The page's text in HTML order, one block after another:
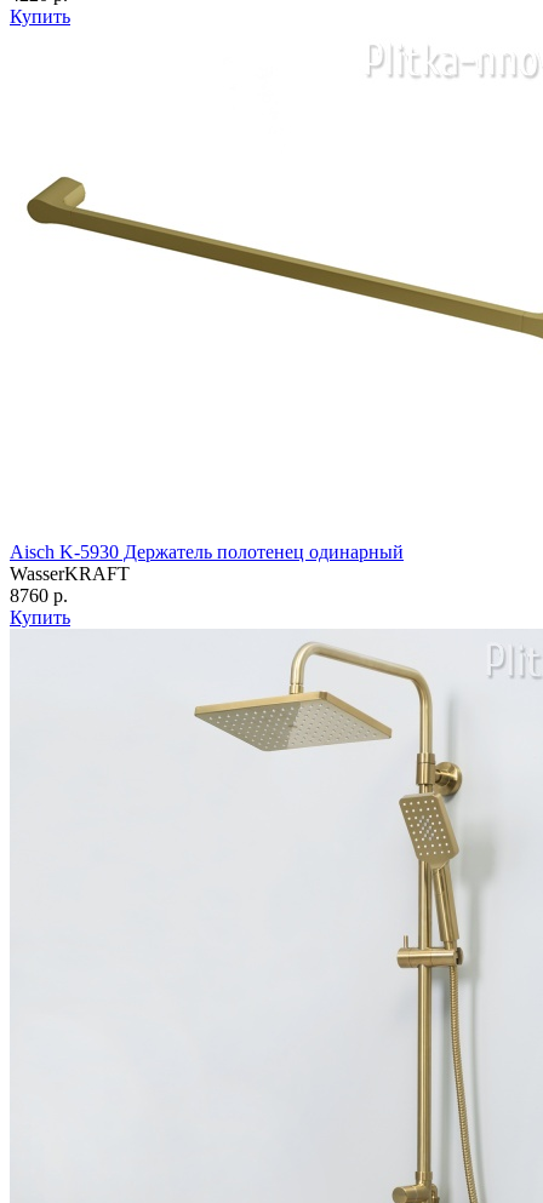
Купить
Aisch K-5930 Держатель полотенец одинарный
WasserKRAFT
8760 р.
Купить